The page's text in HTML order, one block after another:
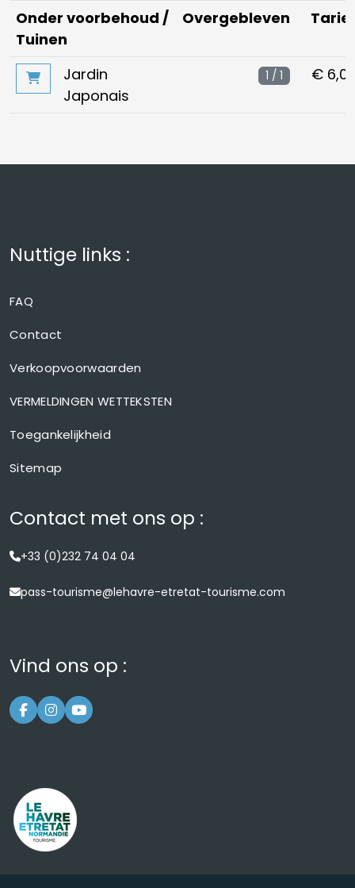
Onder voorbehoud /
Tuinen
Overgebleven
Jardin
Japonais
1 / 1 €
Nuttige links :
FAQ
Contact
Verkoopvoorwaarden
VERMELDINGEN WETTEKSTEN
Toegankelijkheid
Sitemap
Contact met ons op :
+33 (0)232 74 04 04
pass-tourisme@lehavre-etretat-tourisme.com
Vind ons op :